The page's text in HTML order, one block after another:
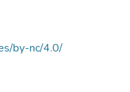
by-nc/4.0/